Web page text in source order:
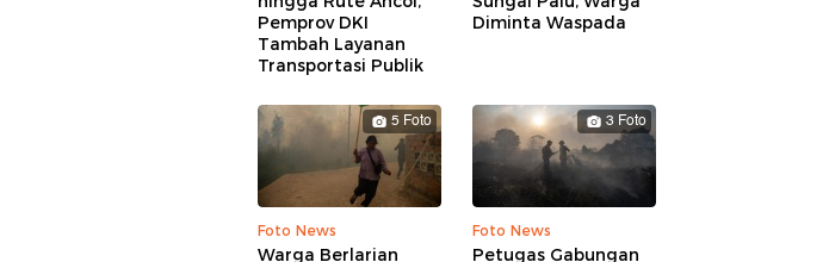
Pemprov DKI
Tambah Layanan
Transportasi Publik
Diminta Waspada
5 Foto
Foto News
Warga Berlarian
3 Foto
Foto News
Petugas Gabungan